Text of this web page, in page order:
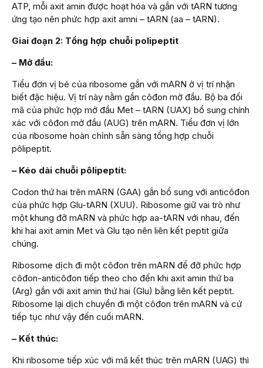
ATP, mỗi axit amin được hoạt hóa và gắn với tARN tương
ứng tạo nên phức hợp axit amni – tARN (aa – tARN).
Giai đoạn 2: Tổng hợp chuỗi polipeptit
– Mở đầu:
Tiểu đơn vị bé của ribosome gắn với mARN ở vị trí nhận
biết đặc hiệu. Vị trí này nằm gần côđon mở đầu. Bộ ba đối
mã của phức hợp mở đầu Met – tARN (UAX) bổ sung chính
xác với côđon mở đầu (AUG) trên mARN. Tiểu đơn vị lớn
của ribosome hoàn chỉnh sẵn sàng tổng hợp chuỗi
pôlipeptit.
– Kéo dài chuỗi pôlipeptit:
Codon thứ hai trên mARN (GAA) gắn bổ sung với anticôđon
của phức hợp Glu-tARN (XUU). Ribosome giữ vai trò như
một khung đỡ mARN và phức hợp aa-tARN với nhau, đến
khi hai axit amin Met và Glu tạo nên liên kết peptit giữa
chúng.
Ribosome dịch đi một côđon trên mARN để đỡ phức hợp
côđon-anticôđon tiếp theo cho đến khi axit amin thứ ba
(Arg) gắn với axit amin thứ hai (Glu) bằng liên kết peptit.
Ribosome lại dịch chuyển đi một côđon trên mARN và cứ
tiếp tục như vậy đến cuối mARN.
– Kết thúc:
Khi ribosome tiếp xúc với mã kết thúc trên mARN (UAG) thì